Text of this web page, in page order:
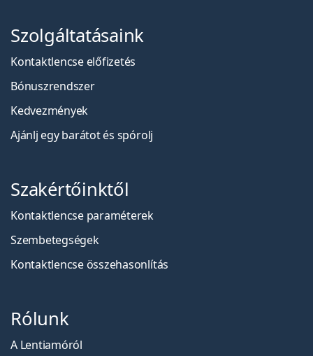
Szolgáltatásaink
Kontaktlencse előfizetés
Bónuszrendszer
Kedvezmények
Ajánlj egy barátot és spórolj
Szakértőinktől
Kontaktlencse paraméterek
Szembetegségek
Kontaktlencse összehasonlítás
Rólunk
A Lentiamóról